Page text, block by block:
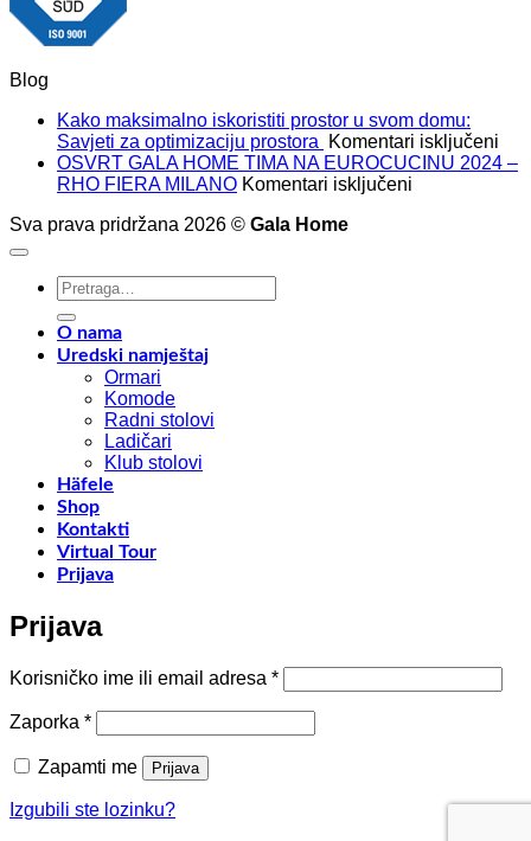
Blog
Kako maksimalno iskoristiti prostor u svom domu:
Savjeti za optimizaciju prostora
Komentari isključeni
OSVRT GALA HOME TIMA NA EUROCUCINU 2024 –
RHO FIERA MILANO Komentari isključeni
Sva prava pridržana 2026 © Gala Home
Pretraži:
O nama
Uredski namještaj
Ormari
Komode
Radni stolovi
Ladičari
Klub stolovi
Häfele
Shop
Kontakti
Virtual Tour
Prijava
Prijava
Korisničko ime ili email adresa *Obavezno
Zaporka *Obavezno
Zapamti me Prijava
Izgubili ste lozinku?